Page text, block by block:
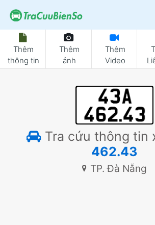
Thêm
thông tin
Thêm
ảnh
Thêm
Video
Tra cứu thông tin
462.43
TP. Đà Nẵng